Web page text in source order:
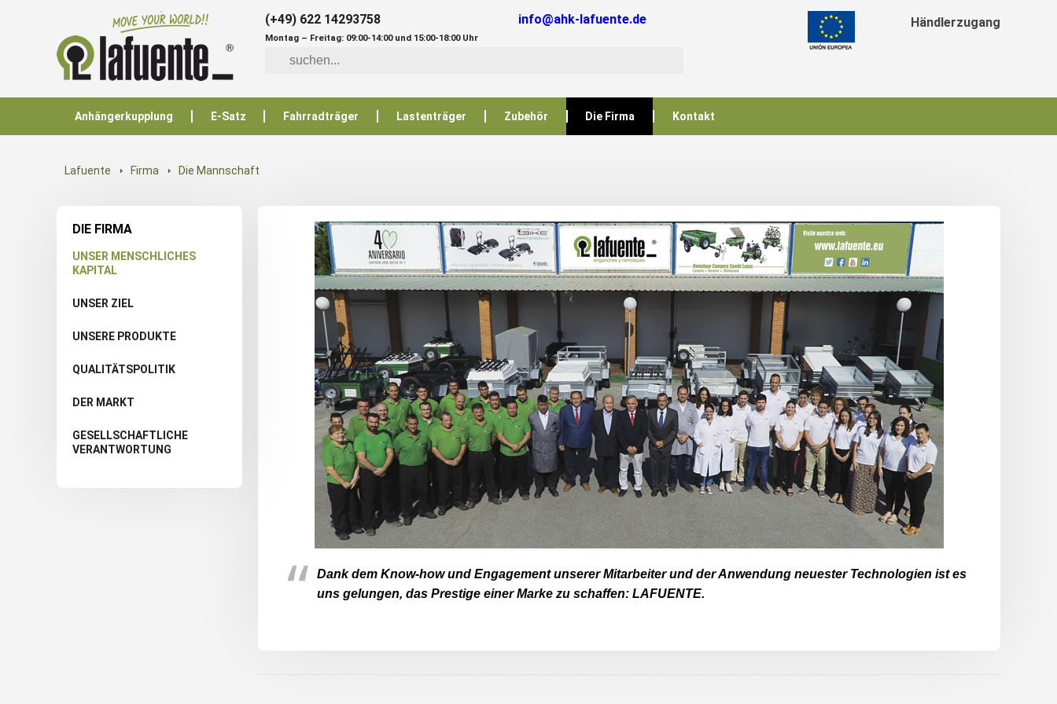
(+49) 622 14293758
Montag – Freitag: 09:00-14:00 und 15:00-18:00 Uhr
info@ahk-lafuente.de Händlerzugang
Anhängerkupplung E-Satz Fahrradträger Lastenträger Zubehör Die Firma Kontakt
Lafuente Firma Die Mannschaft
Dank dem Know-how und Engagement unserer Mitarbeiter und der Anwendung neuester Technologien ist es
uns gelungen, das Prestige einer Marke zu schaffen: LAFUENTE.
DIE FIRMA
UNSER MENSCHLICHES
KAPITAL
UNSER ZIEL
UNSERE PRODUKTE
QUALITÄTSPOLITIK
DER MARKT
GESELLSCHAFTLICHE
VERANTWORTUNG